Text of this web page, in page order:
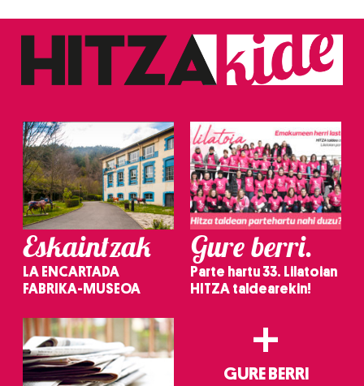
Eskaintzak
LA ENCARTADA
FABRIKA-MUSEOA
Gure berri.
Parte hartu 33. Lilatoian
HITZA taldearekin!
+
GURE BERRI